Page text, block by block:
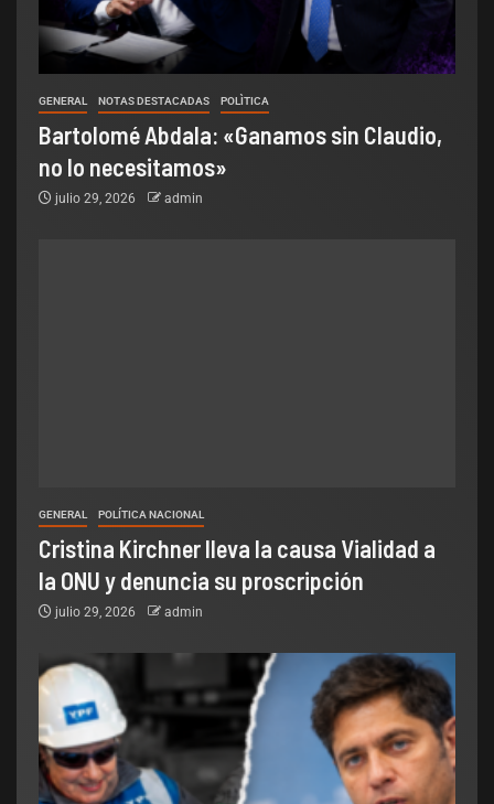
GENERAL NOTAS DESTACADAS POLÌTICA
Bartolomé Abdala: «Ganamos sin Claudio,
no lo necesitamos»
julio 29, 2026 admin
GENERAL POLÍTICA NACIONAL
Cristina Kirchner lleva la causa Vialidad a
la ONU y denuncia su proscripción
julio 29, 2026 admin